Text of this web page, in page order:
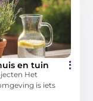
en tuin
Het
is iets